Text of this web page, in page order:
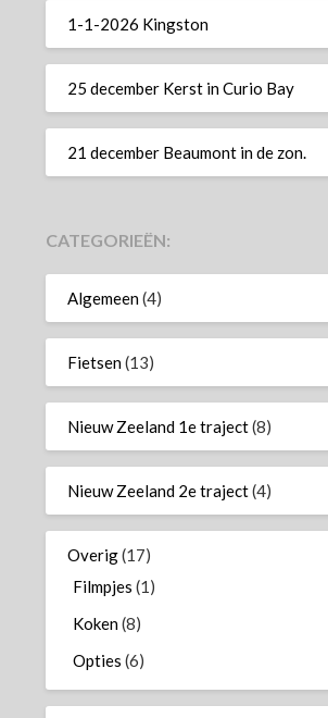
1-1-2026 Kingston
25 december Kerst in Curio Bay
21 december Beaumont in de zon.
CATEGORIEËN:
Algemeen(4)
Fietsen(13)
Nieuw Zeeland 1e traject(8)
Nieuw Zeeland 2e traject(4)
Overig(17)
Filmpjes (1)
Koken(8)
Opties (6)